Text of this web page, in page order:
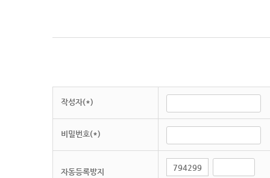
작성자(*)
비밀번호(*)
자동등록방지